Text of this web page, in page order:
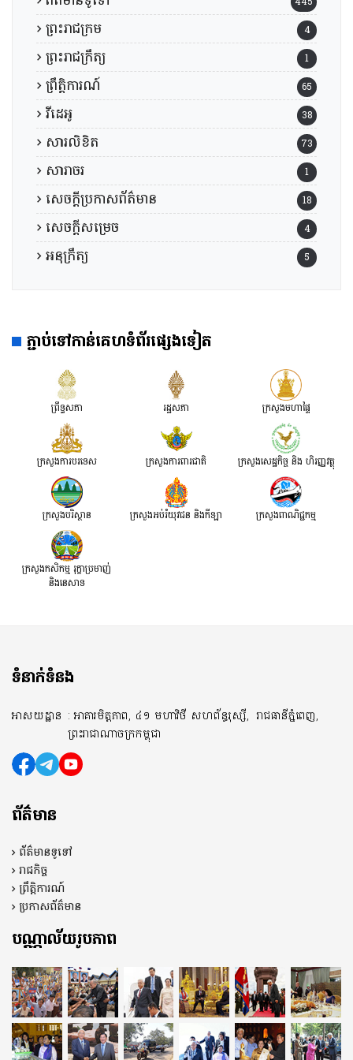
ព្រះរាជក្រម 4
ព្រះរាជក្រឹត្យ 1
ព្រឹត្តិការណ៍ 65
វីដេអូ 38
សារលិខិត 73
សារាចរ 1
សេចក្តីប្រកាសព័ត៌មាន 18
សេចក្តីសម្រេច 4
អនុក្រឹត្យ 5
ភ្ជាប់ទៅកាន់គេហទំព័រផ្សេងទៀត
ព្រឹទ្ធសភា រដ្ឋសភា ក្រសួងមហាផ្ទៃ
ក្រសួងការបរទេស ក្រសួងការពារជាតិ ក្រសួង​សេដ្ឋកិច្ច និង ហិរញ្ញវត្ថុ
ក្រសួងបរិស្ថាន ក្រសួងអប់រំយុវជន និងកីឡា ក្រសួងពាណិជ្ជកម្ម
ក្រសួងកសិកម្ម រុក្ខាប្រមាញ់
និងនេសាទ
ទំនាក់ទំនង
អាសយដ្ឋាន : អាគារមិត្តភាព, ៤១ មហាវិថី សហព័ន្ធរុស្សី, រាជធានីភ្នំពេញ,
ព្រះរាជាណាចក្រកម្ពុជា
ព័ត៌មាន
ព័ត៌មានទូទៅ
រាជកិច្ច
ព្រឹត្តិការណ៍
ប្រកាសព័ត៌មាន
បណ្ណាល័យរូបភាព